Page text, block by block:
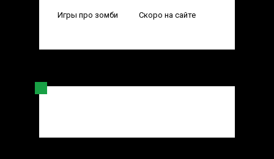
Игры про зомби Скоро на сайте